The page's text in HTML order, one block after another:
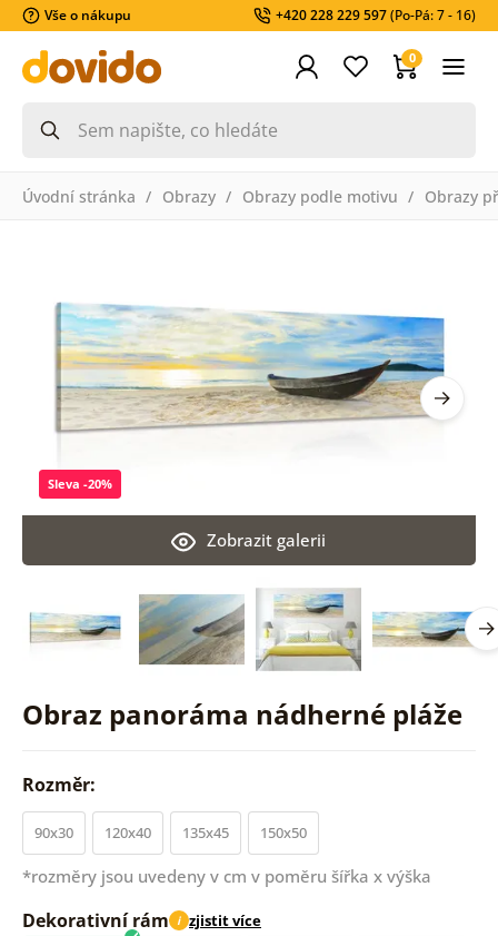
Vše o nákupu +420 228 229 597(Po-Pá: 7 - 16)
0
Úvodní stránka Obrazy Obrazy podle motivu Obrazy
Obraz panoráma nádherné pláže
Zobrazit galerii
Sleva -20%
Rozměr:
90x30 120x40 135x45 150x50
*rozměry jsou uvedeny v cm v poměru šířka x výška
Dekorativní rám i zjistit více